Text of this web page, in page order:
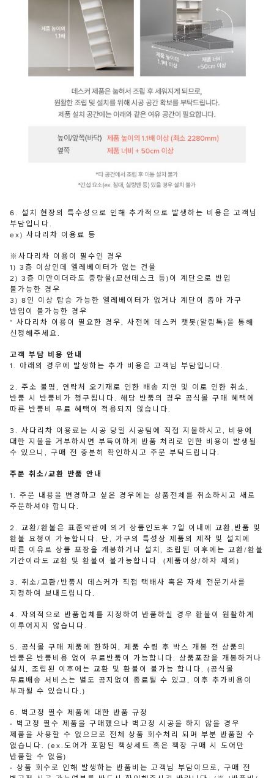
6. 설치 현장의 특수성으로 인해 추가적으로 발생하는 비용은 고객님
부담입니다.
ex) 사다리차 이용료 등
※사다리차 이용이 필수인 경우
1) 3층 이상인데 엘레베이터가 없는 건물
2) 3층 미만이더라도 중량물(모션데스크 등)이 계단으로 반입
불가능한 경우
3) 8인 이상 탑승 가능한 엘레베이터가 없거나 계단이 좁아 가구
반입이 불가능한 경우
* 사다리차 이용이 필요한 경우, 사전에 데스커 챗봇(알림톡)을 통해
신청해주세요.
고객 부담 비용 안내
1. 아래의 경우에 발생하는 추가 비용은 고객님 부담입니다.
2. 주소 불명, 연락처 오기재로 인한 배송 지연 및 이로 인한 취소,
반품 시 반품비가 청구됩니다. 해당 반품의 경우 공식몰 구매 혜택에
따른 반품비 무료 혜택이 적용되지 않습니다.
3. 사다리차 이용료는 시공 당일 시공팀에 직접 지불하시고, 비용에
대한 지불을 거부하시면 부득이하게 반품 처리로 인한 비용이 발생될
수 있으니, 구매 전 충분히 확인하시고 주문 부탁드립니다.
주문 취소/교환 반품 안내
1. 주문 내용을 변경하고 싶은 경우에는 상품전체를 취소하시고 새로
주문하셔야 합니다.
2. 교환/환불은 표준약관에 의거 상품인도후 7일 이내에 교환,반품 및
환불 요청이 가능합니다. 단, 가구의 특성상 제품의 제작 및 설치에
따른 이유로 상품 포장을 개봉하거나 설치, 조립된 이후에는 교환/환불
기간이라도 교환 및 환불이 불가능합니다. (제품이상/하자 제외)
3. 취소/교환/반품시 데스커가 직접 택배사 혹은 자체 전문기사를
지정하여 보내드립니다.
4. 자의적으로 반품업체를 지정하여 반품하실 경우 환불이 원활하게
이루어지지 않습니다.
5. 공식몰 구매 제품에 한하여, 제품 수령 후 박스 개봉 전 상품의
반품은 반품비용 없이 무료반품이 가능합니다. 상품포장을 개봉하거나
설치, 조립된 이후에는 교환 및 환불이 불가능 합니다. (공식몰
무료배송 서비스는 별도 공지없이 종료될 수 있고, 이후 추가비용이
부과될 수 있습니다.)
6. 벽고정 필수 제품에 대한 반품 규정
- 벽고정 필수 제품을 구매했으나 벽고정 시공을 하지 않을 경우
제품을 사용할 수 없으므로 전체 상품 회수처리 되며 부분 반품할 수
없습니다. (ex.도어가 포함된 책상세트 혹은 책장 구매 시 도어만
반품할 수 없음)
- 상품 회수로 인해 발생하는 반품비는 고객님 부담이므로, 구매 전